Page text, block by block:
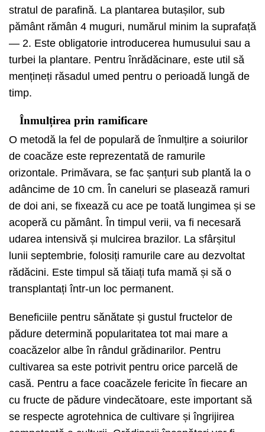
stratul de parafină. La plantarea butașilor, sub
pământ rămân 4 muguri, numărul minim la suprafață
— 2. Este obligatorie introducerea humusului sau a
turbei la plantare. Pentru înrădăcinare, este util să
mențineți răsadul umed pentru o perioadă lungă de
timp.
Înmulțirea prin ramificare
O metodă la fel de populară de înmulțire a soiurilor
de coacăze este reprezentată de ramurile
orizontale. Primăvara, se fac șanțuri sub plantă la o
adâncime de 10 cm. În caneluri se plasează ramuri
de doi ani, se fixează cu ace pe toată lungimea și se
acoperă cu pământ. În timpul verii, va fi necesară
udarea intensivă și mulcirea brazilor. La sfârșitul
lunii septembrie, folosiți ramurile care au dezvoltat
rădăcini. Este timpul să tăiați tufa mamă și să o
transplantați într-un loc permanent.
Beneficiile pentru sănătate și gustul fructelor de
pădure determină popularitatea tot mai mare a
coacăzelor albe în rândul grădinarilor. Pentru
cultivarea sa este potrivit pentru orice parcelă de
casă. Pentru a face coacăzele fericite în fiecare an
cu fructe de pădure vindecătoare, este important să
se respecte agrotehnica de cultivare și îngrijirea